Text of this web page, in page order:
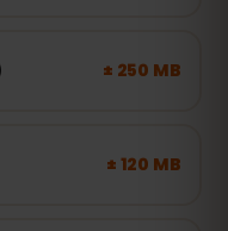
± 250 MB
± 120 MB